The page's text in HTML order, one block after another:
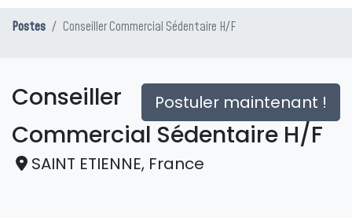
Postes Conseiller Commercial Sédentaire H/F
Postuler maintenant !
Conseiller
Commercial Sédentaire H/F
SAINT ETIENNE, France